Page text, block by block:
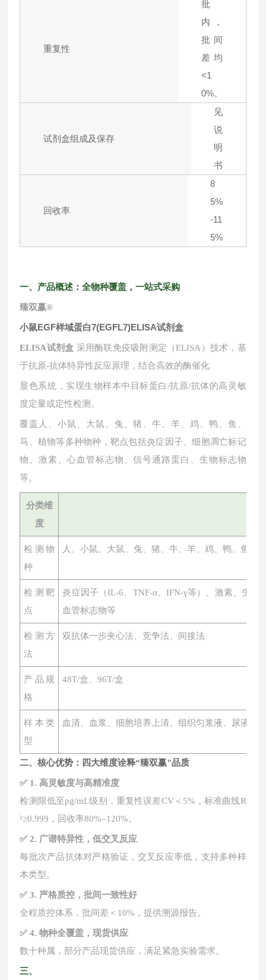
重复性
批
内，
批间
差均
<1
0%。
试剂盒组成及保存
见
说
明
书
回收率
8
5%
-11
5%
一、产品概述：全物种覆盖，一站式采购
臻双赢®
小鼠EGF样域蛋白7(EGFL7)ELISA试剂盒
ELISA试剂盒 采用酶联免疫吸附测定（ELISA）技术，基
于抗原-抗体特异性反应原理，结合高效的酶催化
显色系统，实现生物样本中目标蛋白/抗原/抗体的高灵敏
度定量或定性检测。
覆盖人、小鼠、大鼠、兔、猪、牛、羊、鸡、鸭、鱼、
马、植物等多种物种，靶点包括炎症因子、细胞凋亡标记
物、激素、心血管标志物、信号通路蛋白、生物标志物
等。
分类维
度
检测物
种
人、小鼠、大鼠、兔、猪、牛、羊、鸡、鸭、鱼、
检测靶
点
炎症因子（IL-6、TNF-α、IFN-γ等）、激素、生物
血管标志物等
检测方
法
双抗体一步夹心法、竞争法、间接法
产品规
格
48T/盒、96T/盒
样本类
型
血清、血浆、细胞培养上清、组织匀浆液、尿液、
二、核心优势：四大维度诠释“臻双赢"品质
✅ 1. 高灵敏度与高精准度
检测限低至pg/mL级别，重复性误差CV＜5%，标准曲线R
²≥0.999，回收率80%–120%。
✅ 2. 广谱特异性，低交叉反应
每批次产品抗体对严格验证，交叉反应率低，支持多种样
本类型。
✅ 3. 严格质控，批间一致性好
全程质控体系，批间差＜ 10%，提供溯源报告。
✅ 4. 物种全覆盖，现货供应
数十种属，部分产品现货供应，满足紧急实验需求。
三、